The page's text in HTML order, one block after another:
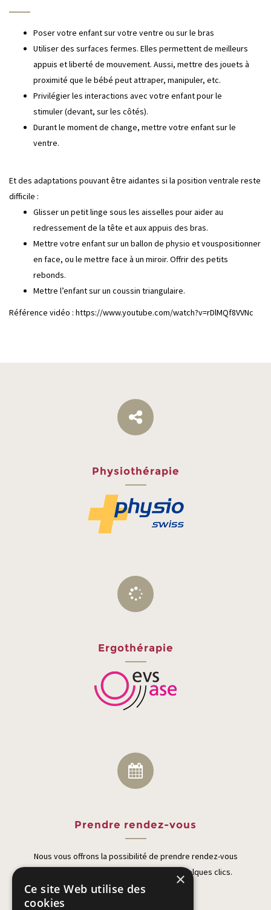
Poser votre enfant sur votre ventre ou sur le bras
Utiliser des surfaces fermes. Elles permettent de meilleurs
appuis et liberté de mouvement. Aussi, mettre des jouets à
proximité que le bébé peut attraper, manipuler, etc.
Privilégier les interactions avec votre enfant pour le
stimuler (devant, sur les côtés).
Durant le moment de change, mettre votre enfant sur le
ventre.
Et des adaptations pouvant être aidantes si la position ventrale reste
difficile :
Glisser un petit linge sous les aisselles pour aider au
redressement de la tête et aux appuis des bras.
Mettre votre enfant sur un ballon de physio et vouspositionner
en face, ou le mettre face à un miroir. Offrir des petits
rebonds.
Mettre l’enfant sur un coussin triangulaire.
Référence vidéo : https://www.youtube.com/watch?v=rDlMQf8VVNc
Physiothérapie
Ergothérapie
Prendre rendez-vous
Nous vous offrons la possibilité de prendre rendez-vous
directement sur notre site internet en quelques clics.
×
Ce site Web utilise des
cookies